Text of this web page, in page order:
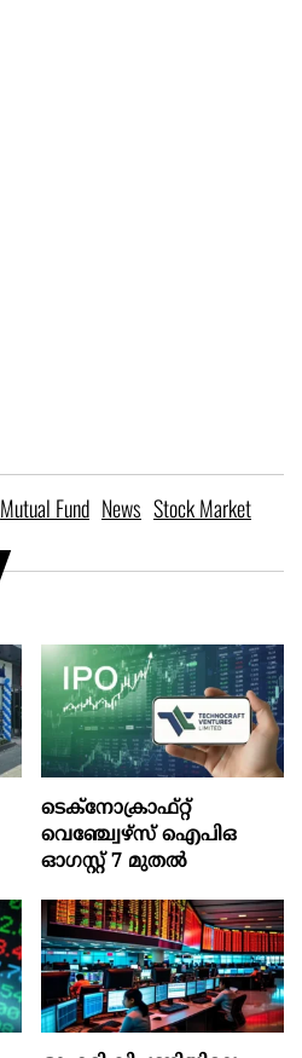
Mutual Fund News Stock Market
ടെക്‌നോക്രാഫ്‌റ്റ്‌
വെഞ്ച്വേഴ്‌സ്‌ ഐപിഒ
ഓഗസ്റ്റ്‌ 7 മുതല്‍